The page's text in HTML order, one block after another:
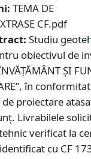
TEMA DE
CF.pdf
Studiu
obiectivul de
ȘI
în
proiectare
Livrabilele
verificat la
cu CF